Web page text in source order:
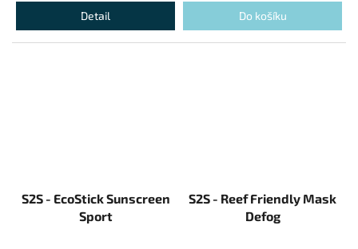
Detail Do košíku
S2S - EcoStick Sunscreen
Sport
S2S - Reef Friendly Mask
Defog